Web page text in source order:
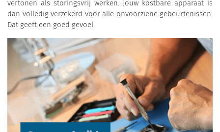
vertonen als storingsvrij werken. Jouw kostbare apparaat is
dan volledig verzekerd voor alle onvoorziene gebeurtenissen.
Dat geeft een goed gevoel.